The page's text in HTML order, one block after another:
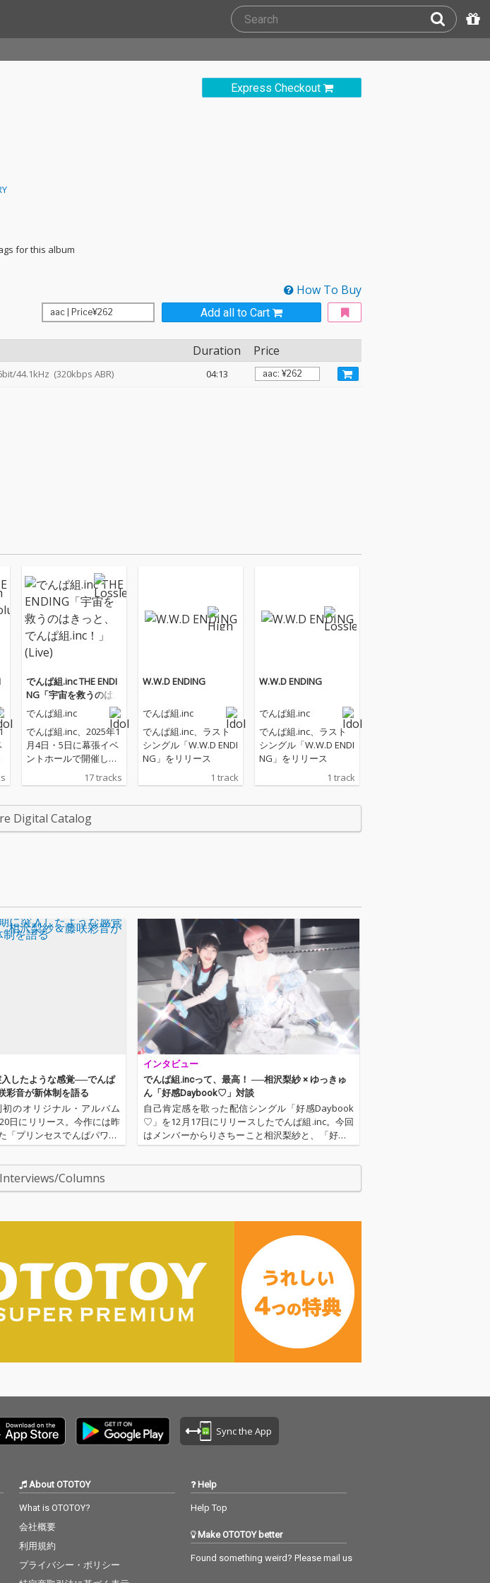
Express Checkout
for this album
How To Buy
Add all to Cart
Duration Price
44.1kHz (320kbps ABR) 04:13
でんぱ組.inc THE ENDI
NG「宇宙を救うのはき
っと、でんぱ組.in
c！」 (Live)
でんぱ組.inc
でんぱ組.inc、2025年1
月4日・5日に幕張イベ
ントホールで開催した
エンディングライブか
らセレクトしたライブ
17 tracks
W.W.D ENDING
でんぱ組.inc
でんぱ組.inc、ラスト
シングル「W.W.D ENDI
NG」をリリース
1 track
W.W.D ENDING
でんぱ組.inc
でんぱ組.inc、ラスト
シングル「W.W.D ENDI
NG」をリリース
1 track
Digital Catalog
したような感覚──でんぱ
彩音が新体制を語る
のオリジナル・アルバム
20日にリリース。今作には昨
「プリンセスでんぱパワー!
シングル収録曲に加え、初
インタビュー
でんぱ組.incって、最高！ ──相沢梨紗 × ゆっきゅ
ん「好感Daybook♡」対談
自己肯定感を歌った配信シングル「好感Daybook
♡」を12月17日にリリースしたでんぱ組.inc。今回
はメンバーからりさちーこと相沢梨紗と、「好感D
aybook♡」の作詞を担当したアイドル・ユニット
Columns
Sync the App
About OTOTOY
What is OTOTOY?
会社概要
利用規約
プライバシー・ポリシー
Help
Help Top
Make OTOTOY better
Found something weird? Please mail us